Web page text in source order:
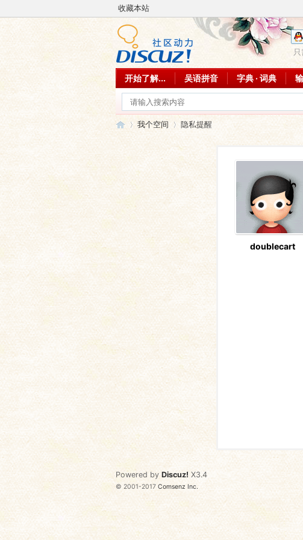
收藏本站
开始了解... 吴语拼音 字典 · 词典
语
我个空间
›
隐私提醒
doublecart
Powered by Discuz! X3.4
© 2001-2017 Comsenz Inc.